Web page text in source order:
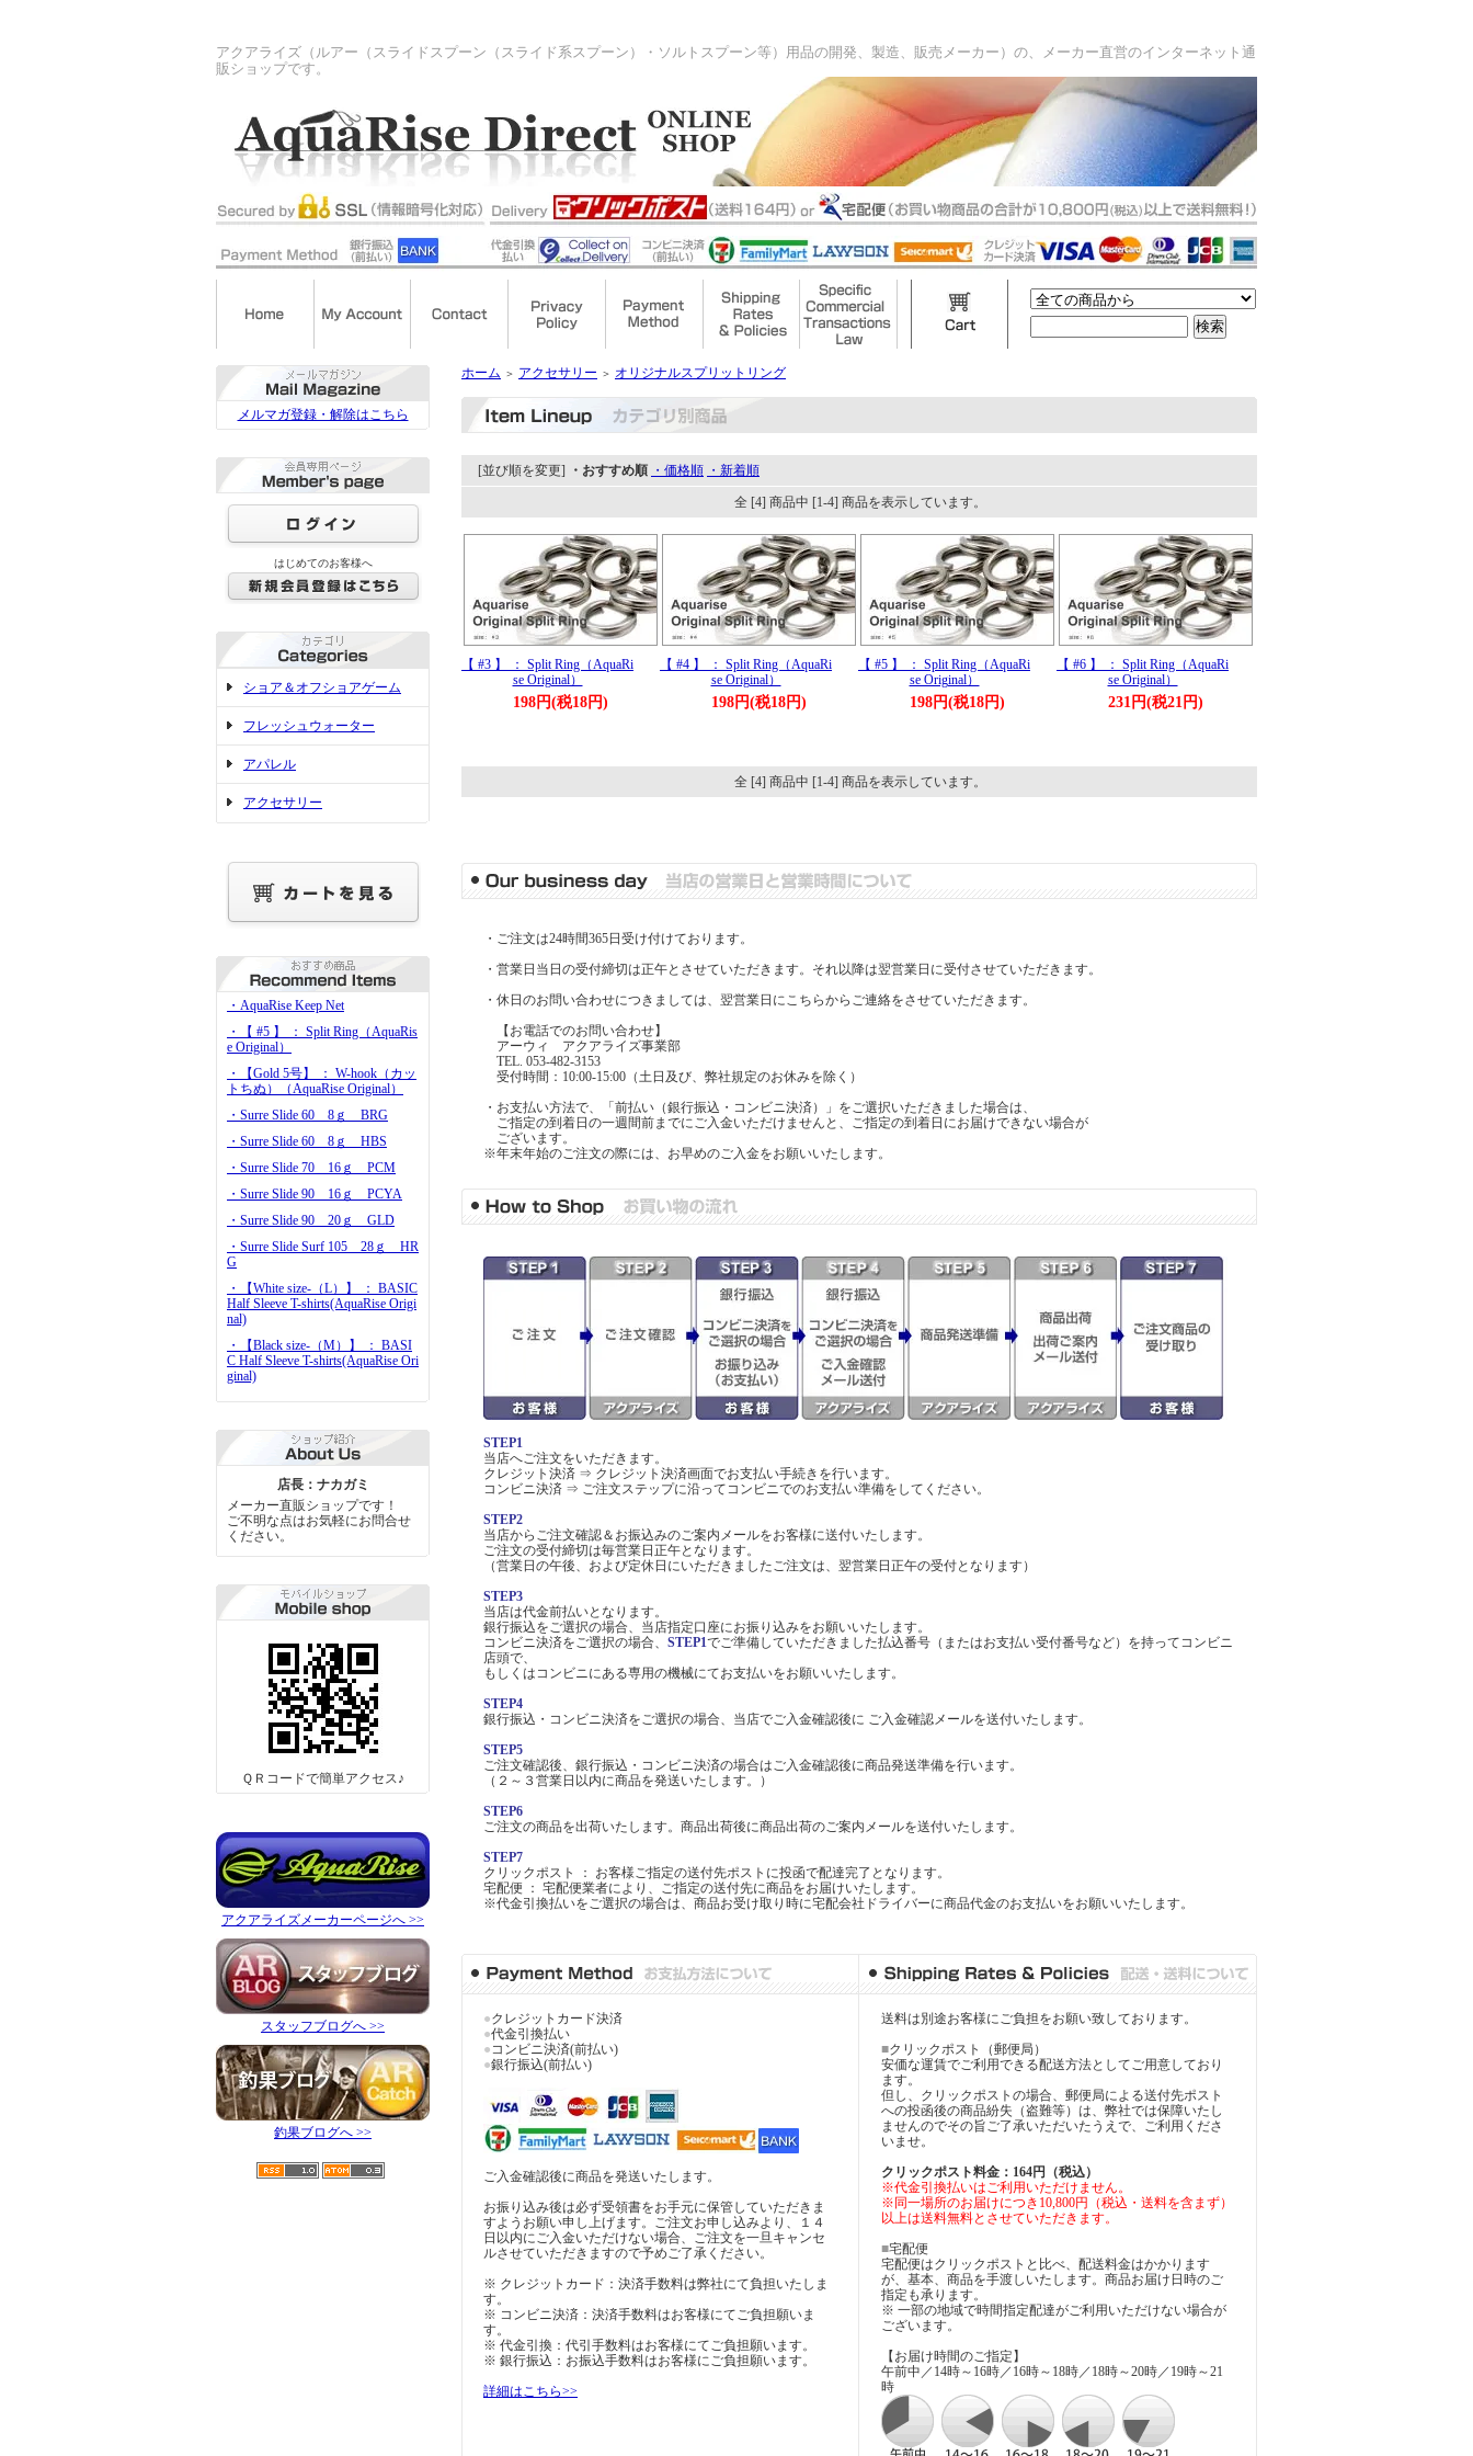
アクアライズ（ルアー（スライドスプーン（スライド系スプーン）・ソルトスプーン等）用品の開発、製造、販売メーカー）の、メーカー直営のインターネット通
販ショップです。
メルマガ登録・解除はこちら
はじめてのお客様へ
ショア＆オフショアゲーム
フレッシュウォーター
アパレル
アクセサリー
・AquaRise Keep Net
・【 #5 】 ： Split Ring（AquaRis
e Original）
・【Gold 5号】 ： W-hook（カッ
トちぬ）（AquaRise Original）
・Surre Slide 60 8ｇ BRG
・Surre Slide 60 8ｇ HBS
・Surre Slide 70 16ｇ PCM
・Surre Slide 90 16ｇ PCYA
・Surre Slide 90 20ｇ GLD
・Surre Slide Surf 105 28ｇ HR
G
・【White size-（L）】 ： BASIC
Half Sleeve T-shirts(AquaRise Origi
nal)
・【Black size-（M）】 ： BASI
C Half Sleeve T-shirts(AquaRise Ori
ginal)
店長：ナカガミ
メーカー直販ショップです！
ご不明な点はお気軽にお問合せ
ください。
ＱＲコードで簡単アクセス♪
アクアライズメーカーページへ >>
スタッフブログへ >>
釣果ブログへ >>
ホーム ＞ アクセサリー ＞ オリジナルスプリットリング
[並び順を変更] ・おすすめ順 ・価格順 ・新着順
全 [4] 商品中 [1-4] 商品を表示しています。
【 #3 】 ： Split Ring（AquaRi
se Original）
198円(税18円)
【 #4 】 ： Split Ring（AquaRi
se Original）
198円(税18円)
【 #5 】 ： Split Ring（AquaRi
se Original）
198円(税18円)
【 #6 】 ： Split Ring（AquaRi
se Original）
231円(税21円)
全 [4] 商品中 [1-4] 商品を表示しています。
・ご注文は24時間365日受け付けております。
・営業日当日の受付締切は正午とさせていただきます。それ以降は翌営業日に受付させていただきます。
・休日のお問い合わせにつきましては、翌営業日にこちらからご連絡をさせていただきます。
【お電話でのお問い合わせ】
アーウィ アクアライズ事業部
TEL. 053-482-3153
受付時間：10:00-15:00（土日及び、弊社規定のお休みを除く）
・お支払い方法で、「前払い（銀行振込・コンビニ決済）」をご選択いただきました場合は、
ご指定の到着日の一週間前までにご入金いただけませんと、ご指定の到着日にお届けできない場合が
ございます。
※年末年始のご注文の際には、お早めのご入金をお願いいたします。
STEP1
当店へご注文をいただきます。
クレジット決済 ⇒ クレジット決済画面でお支払い手続きを行います。
コンビニ決済 ⇒ ご注文ステップに沿ってコンビニでのお支払い準備をしてください。
STEP2
当店からご注文確認＆お振込みのご案内メールをお客様に送付いたします。
ご注文の受付締切は毎営業日正午となります。
（営業日の午後、および定休日にいただきましたご注文は、翌営業日正午の受付となります）
STEP3
当店は代金前払いとなります。
銀行振込をご選択の場合、当店指定口座にお振り込みをお願いいたします。
コンビニ決済をご選択の場合、 STEP1でご準備していただきました払込番号（またはお支払い受付番号など）を持ってコンビニ
店頭で、
もしくはコンビニにある専用の機械にてお支払いをお願いいたします。
STEP4
銀行振込・コンビニ決済をご選択の場合、当店でご入金確認後に ご入金確認メールを送付いたします。
STEP5
ご注文確認後、銀行振込・コンビニ決済の場合はご入金確認後に商品発送準備を行います。
（２～３営業日以内に商品を発送いたします。）
STEP6
ご注文の商品を出荷いたします。商品出荷後に商品出荷のご案内メールを送付いたします。
STEP7
クリックポスト ： お客様ご指定の送付先ポストに投函で配達完了となります。
宅配便 ： 宅配便業者により、ご指定の送付先に商品をお届けいたします。
※代金引換払いをご選択の場合は、商品お受け取り時に宅配会社ドライバーに商品代金のお支払いをお願いいたします。
●クレジットカード決済
●代金引換払い
●コンビニ決済(前払い)
●銀行振込(前払い)
ご入金確認後に商品を発送いたします。
お振り込み後は必ず受領書をお手元に保管していただきま
すようお願い申し上げます。ご注文お申し込みより、１４
日以内にご入金いただけない場合、ご注文を一旦キャンセ
ルさせていただきますので予めご了承ください。
※ クレジットカード：決済手数料は弊社にて負担いたしま
す。
※ コンビニ決済：決済手数料はお客様にてご負担願いま
す。
※ 代金引換：代引手数料はお客様にてご負担願います。
※ 銀行振込：お振込手数料はお客様にご負担願います。
詳細はこちら>>
送料は別途お客様にご負担をお願い致しております。
■クリックポスト（郵便局）
安価な運賃でご利用できる配送方法としてご用意しており
ます。
但し、クリックポストの場合、郵便局による送付先ポスト
への投函後の商品紛失（盗難等）は、弊社では保障いたし
ませんのでその旨ご了承いただいたうえで、ご利用くださ
いませ。
クリックポスト料金：164円（税込）
※代金引換払いはご利用いただけません。
※同一場所のお届けにつき10,800円（税込・送料を含まず）
以上は送料無料とさせていただきます。
■宅配便
宅配便はクリックポストと比べ、配送料金はかかります
が、基本、商品を手渡しいたします。商品お届け日時のご
指定も承ります。
※ 一部の地域で時間指定配達がご利用いただけない場合が
ございます。
【お届け時間のご指定】
午前中／14時～16時／16時～18時／18時～20時／19時～21
時